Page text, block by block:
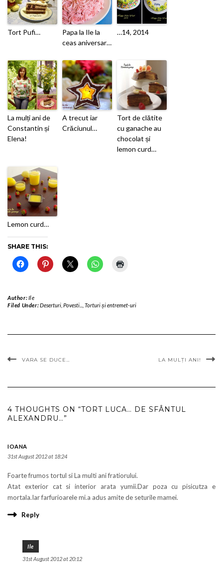
Tort Pufi…
Papa la Ile la
ceas aniversar…
…14, 2014
La mulți ani de
Constantin și
Elena!
A trecut iar
Crăciunul…
Tort de clătite
cu ganache au
chocolat și
lemon curd…
Lemon curd…
SHARE THIS:
Author:Ile
Filed Under:Deserturi, Povesti... Torturi și entremet-uri
VARA SE DUCE… LA MULȚI ANI!
4 THOUGHTS ON “TORT LUCA… DE SFÂNTUL
ALEXANDRU…”
IOANA
31st August 2012 at 18:24
Foarte frumos tortul si La multi ani fratiorului.
Atat exterior cat si interior arata yumii.Dar poza cu pisicutza e
mortala.Iar farfurioarele mi.a adus amite de seturile mamei.
Reply
Ile
31st August 2012 at 20:12